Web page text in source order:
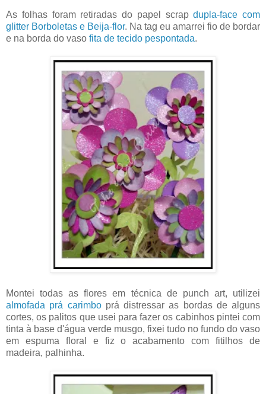
As folhas foram retiradas do papel scrapdupla-face com
glitter Borboletas e Beija-flor. Na tag eu amarrei fio de bordar
e na borda do vaso fita de tecido pespontada.
Montei todas as flores em técnica de punch art, utilizei
almofada prá carimboprá distressar as bordas de alguns
cortes, os palitos que usei para fazer os cabinhos pintei com
tinta à base d'água verde musgo, fixei tudo no fundo do vaso
em espuma floral e fiz o acabamento com fitilhos de
madeira, palhinha.